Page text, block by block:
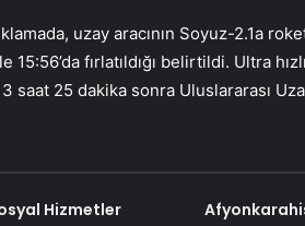
uzay aracının Soyuz-2.1a
fırlatıldığı belirtildi. Ultra
saat 25 dakika sonra Uluslararası
Hizmetler